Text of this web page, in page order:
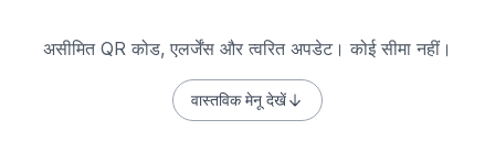
असीमित QR कोड, एलर्जेंस और त्वरित अपडेट। कोई सीमा नहीं।
वास्तविक मेनू देखें